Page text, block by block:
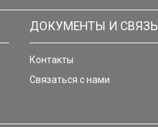
ДОКУМЕНТЫ И СВЯЗЬ
Контакты
Связаться с нами